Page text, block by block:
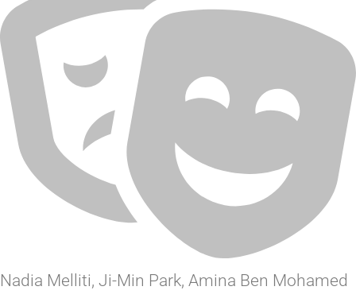
Nadia Melliti, Ji-Min Park, Amina Ben Mohamed